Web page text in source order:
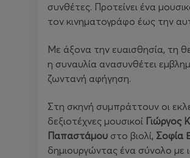
συνθέτες. Προτείνει ένα
τον κινηματογράφο έως την
Με άξονα την ευαισθησία, τη
η συναυλία ανασυνθέτει
ζωντανή αφήγηση.
Στη σκηνή συμπράττουν οι
δεξιοτέχνες μουσικοί Γιώργος
Παπαστάμου στο βιολί, Σοφία
δημιουργώντας ένα σύνολο με